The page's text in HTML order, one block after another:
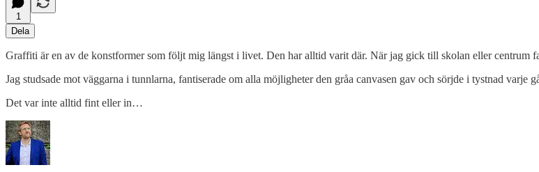
1
Dela
Graffiti är en av de konstformer som följt mig längst i livet. Den har alltid varit där. När jag gick till skolan eller centrum
Jag studsade mot väggarna i tunnlarna, fantiserade om alla möjligheter den gråa canvasen gav och sörjde i tystnad varje
Det var inte alltid fint eller in…